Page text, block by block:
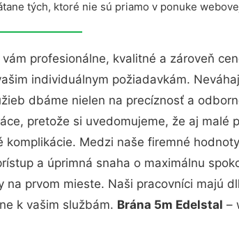
tých, ktoré nie sú priamo v ponuke
vám profesionálne, kvalitné a zároveň
individuálnym požiadavkám.
dbáme nielen na precíznosť a
pretože si uvedomujeme, že aj malé
komplikácie. Medzi naše firemné
a úprimná snaha o maximálnu
na prvom mieste. Naši pracovníci majú
k vašim službám. Brána 5m Edelstal –